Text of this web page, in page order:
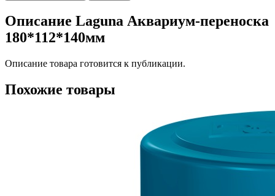
Описание Laguna Аквариум-переноска
180*112*140мм
Описание товара готовится к публикации.
Похожие товары